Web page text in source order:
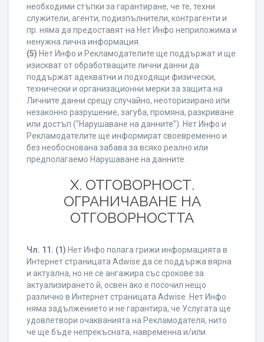
необходими стъпки за гарантиране, че те, техни
служители, агенти, подизпълнители, контрагенти и
пр. няма да предоставят на Нет Инфо неприложима и
ненужна лична информация.
(5) Нет Инфо и Рекламодателите ще поддържат и ще
изискват от обработващите лични данни да
поддържат адекватни и подходящи физически,
технически и организационни мерки за защита на
Личните данни срещу случайно, неоторизирано или
незаконно разрушение, загуба, промяна, разкриване
или достъп ("Нарушаване на данните"). Нет Инфо и
Рекламодателите ще информират своевременно и
без необоснована забава за всяко реално или
предполагаемо Нарушаване на данните.
X. ОТГОВОРНОСТ.
ОГРАНИЧАВАНЕ НА
ОТГОВОРНОСТТА
Чл. 11. (1) Нет Инфо полага грижи информацията в
Интернет страницата Adwise да се поддържа вярна
и актуална, но не се ангажира със срокове за
актуализирането й, освен ако е посочил нещо
различно в Интернет страницата Adwise. Нет Инфо
няма задължението и не гарантира, че Услугата ще
удовлетвори очакванията на Рекламодателя, нито
че ще бъде непрекъсната, навременна и/или